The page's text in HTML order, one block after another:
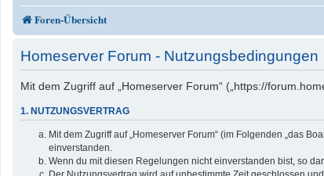
Foren-Übersicht
Homeserver Forum - Nutzungsbedingungen
Mit dem Zugriff auf „Homeserver Forum“ („https://
1. NUTZUNGSVERTRAG
Mit dem Zugriff auf „Homeserver Forum“ (im Folgenden „das
einverstanden.
Wenn du mit diesen Regelungen nicht einverstanden bist, so